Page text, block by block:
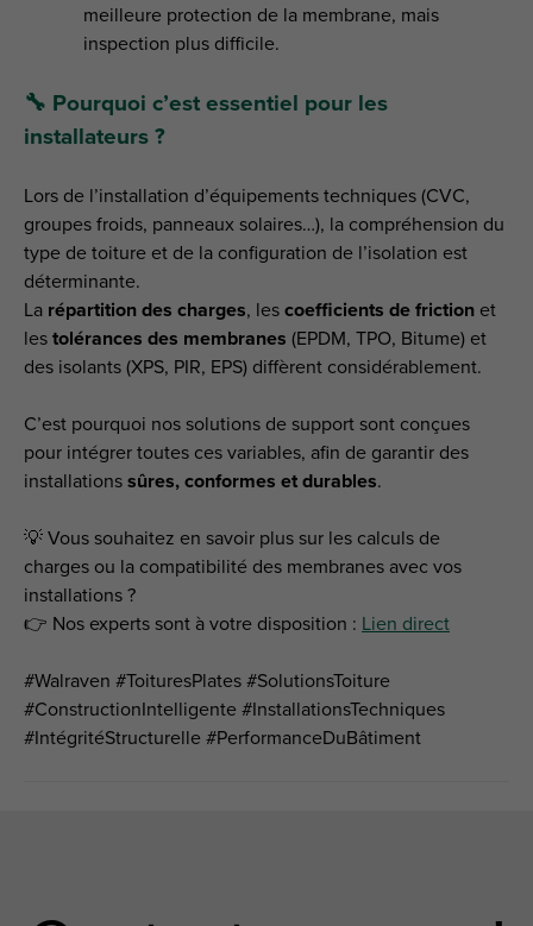
meilleure protection de la membrane, mais
inspection plus difficile.
🔧 Pourquoi c’est essentiel pour les
installateurs ?
Lors de l’installation d’équipements techniques (CVC,
groupes froids, panneaux solaires…), la compréhension du
type de toiture et de la configuration de l’isolation est
déterminante.
La répartition des charges, les coefficients de friction et
les tolérances des membranes (EPDM, TPO, Bitume) et
des isolants (XPS, PIR, EPS) diffèrent considérablement.
C’est pourquoi nos solutions de support sont conçues
pour intégrer toutes ces variables, afin de garantir des
installations sûres, conformes et durables.
💡 Vous souhaitez en savoir plus sur les calculs de
charges ou la compatibilité des membranes avec vos
installations ?
👉 Nos experts sont à votre disposition : Lien direct
#Walraven #ToituresPlates #SolutionsToiture
#ConstructionIntelligente #InstallationsTechniques
#IntégritéStructurelle #PerformanceDuBâtiment